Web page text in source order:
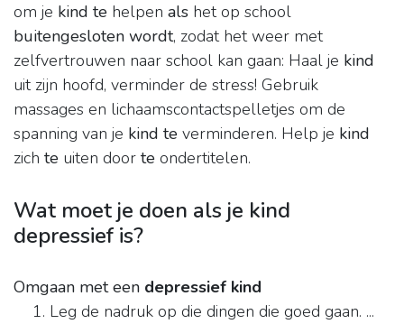
om je kind te helpen als het op school
buitengesloten wordt, zodat het weer met
zelfvertrouwen naar school kan gaan: Haal je kind
uit zijn hoofd, verminder de stress! Gebruik
massages en lichaamscontactspelletjes om de
spanning van je kind te verminderen. Help je kind
zich te uiten door te ondertitelen.
Wat moet je doen als je kind
depressief is?
Omgaan met een depressief kind
Leg de nadruk op die dingen die goed gaan. ...